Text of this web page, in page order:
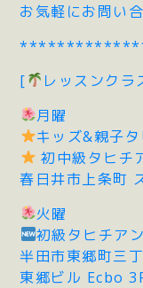
お気軽にお問い
[
レッスンクラ
月曜
キッズ&親子
初中級タヒチ
春日井市上条町
火曜
初級タヒチア
半田市東郷町三
東郷ビル Ecbo